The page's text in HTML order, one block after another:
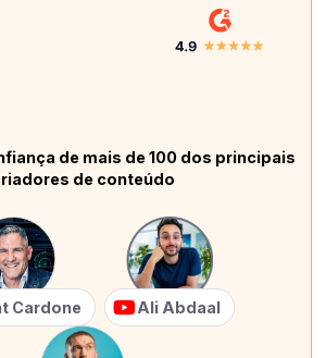
de mais de 100 dos principais
de conteúdo
Cardone Ali Abdaal